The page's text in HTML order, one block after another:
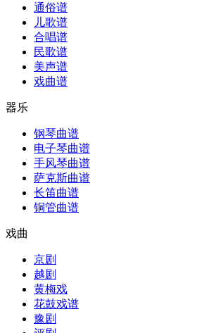
通俗谱
儿歌谱
合唱谱
民歌谱
美声谱
戏曲谱
器乐
钢琴曲谱
电子琴曲谱
手风琴曲谱
萨克斯曲谱
长笛曲谱
铜管曲谱
戏曲
京剧
越剧
黄梅戏
花鼓戏谱
豫剧